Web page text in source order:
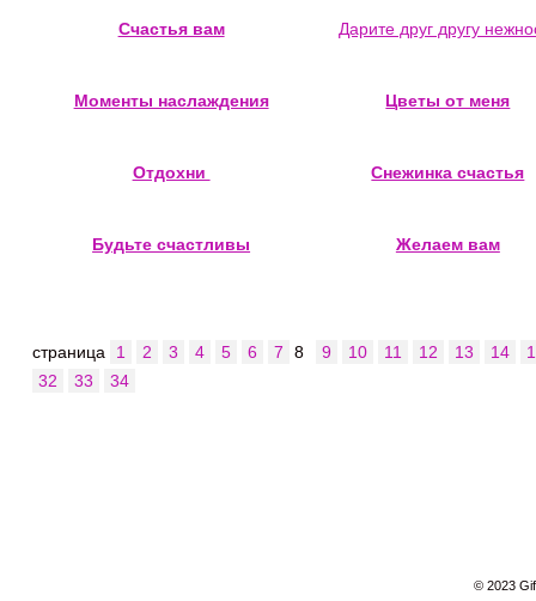
Счастья вам Дарите друг другу
Моменты наслаждения Цветы от меня
Отдохни Снежинка счастья
Будьте счастливы Желаем вам
страница 1 2 3 4 5 6 7 8 9 10 11 12 13 14
32
33 34
© 2023